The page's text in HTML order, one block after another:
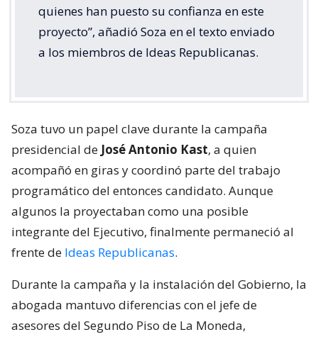
quienes han puesto su confianza en este
proyecto”, añadió Soza en el texto enviado
a los miembros de Ideas Republicanas.
Soza tuvo un papel clave durante la campaña
presidencial de José Antonio Kast, a quien
acompañó en giras y coordinó parte del trabajo
programático del entonces candidato. Aunque
algunos la proyectaban como una posible
integrante del Ejecutivo, finalmente permaneció al
frente de Ideas Republicanas.
Durante la campaña y la instalación del Gobierno, la
abogada mantuvo diferencias con el jefe de
asesores del Segundo Piso de La Moneda,